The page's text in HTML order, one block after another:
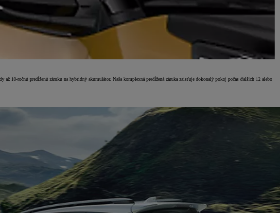
ročnú predĺženú záruku na hybridný akumulátor. Naša komplexná predĺžená záruka zaisťuje dokonalý pokoj počas ďalších 12 alebo